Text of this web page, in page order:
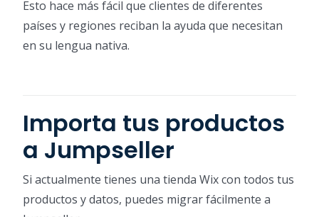
Esto hace más fácil que clientes de diferentes
países y regiones reciban la ayuda que necesitan
en su lengua nativa.
Importa tus productos
a Jumpseller
Si actualmente tienes una tienda Wix con todos tus
productos y datos, puedes migrar fácilmente a